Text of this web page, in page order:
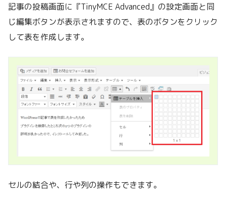
記事の投稿画面に『TinyMCE Advanced』の設定画面と同
じ編集ボタンが表示されますので、表のボタンをクリック
して表を作成します。
セルの結合や、行や列の操作もできます。